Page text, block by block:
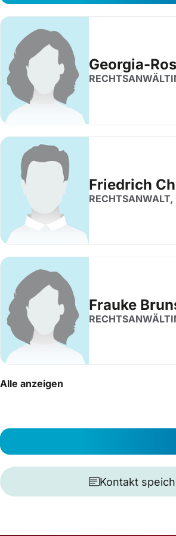
Georgia-
Friedrich
RECHTSANWALT,
Frauke
Alle anzeigen
Kontakt